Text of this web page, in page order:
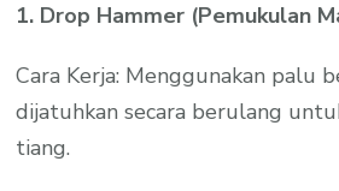
1. Drop Hammer (Pemukulan
Cara Kerja: Menggunakan palu
dijatuhkan secara berulang
tiang.